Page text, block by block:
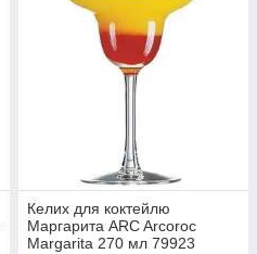
Келих для коктейлю
Маргарита ARC Arcoroc
Margarita 270 мл 79923